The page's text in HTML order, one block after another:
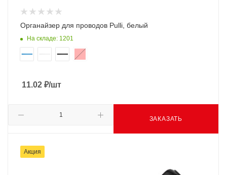
Органайзер для проводов Pulli, белый
На складе: 1201
11.02 ₽/шт
ЗАКАЗАТЬ
Акция